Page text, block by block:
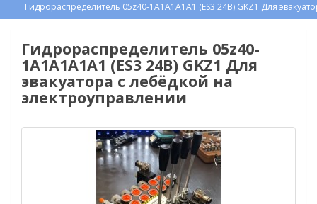
Гидрораспределитель 05z40-1А1А1A1A1 (ES3 24В) GKZ1 Для
Гидрораспределитель 05z40-
1А1А1A1A1 (ES3 24В) GKZ1 Для
эвакуатора с лебёдкой на
электроуправлении